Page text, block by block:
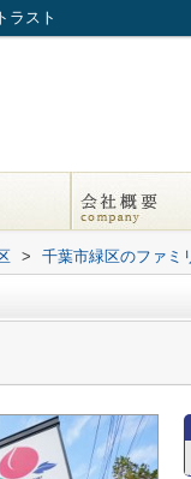
ラスト
> 千葉市緑区のファミ